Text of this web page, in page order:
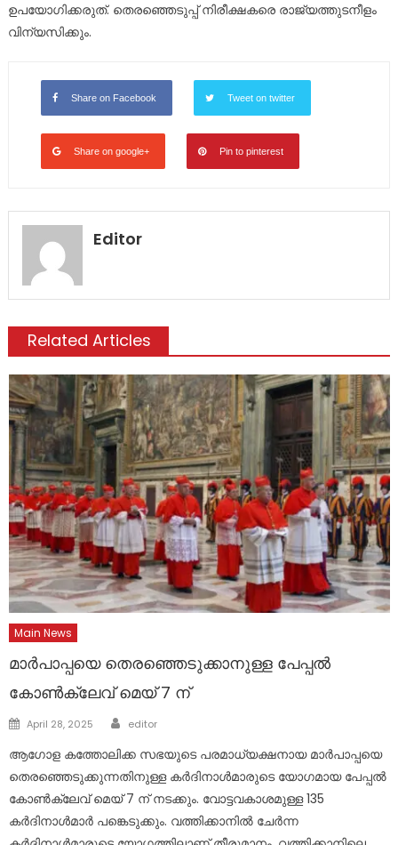
ഉപയോഗിക്കരുത്. തെരഞ്ഞെടുപ്പ് നിരീക്ഷകരെ രാജ്യത്തുടനീളം
വിന്യസിക്കും.
Share on Facebook Tweet on twitter
Share on google+ Pin to pinterest
Editor
Related Articles
Main News
മാർപാപ്പയെ തെരഞ്ഞെടുക്കാനുള്ള പേപ്പൽ
കോൺക്ലേവ് മെയ് 7 ന്
Posted
April 28, 2025 Author
editor
ആഗോള കത്തോലിക്ക സഭയുടെ പരമാധ്യക്ഷനായ മാര്‍പാപ്പയെ
തെരഞ്ഞെടുക്കുന്നതിനുള്ള കര്‍ദിനാള്‍മാരുടെ യോഗമായ പേപ്പൽ
കോണ്‍ക്ലേവ് മെയ് 7 ന് നടക്കും. വോട്ടവകാശമുള്ള 135
കര്‍ദിനാള്‍മാര്‍ പങ്കെടുക്കും. വത്തിക്കാനില്‍ ചേര്‍ന്ന